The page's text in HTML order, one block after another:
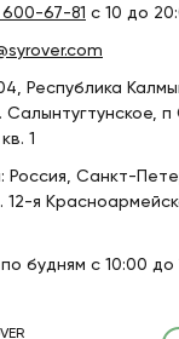
67-81 с 10 до
Республика
Салынтугтунское, п
1
Россия, Санкт-
12-я
будням с 10:00 до